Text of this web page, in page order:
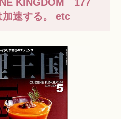
KINGDOM 177
速する。 etc